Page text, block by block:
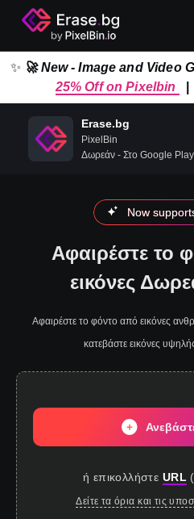
✨ 🚀 New - Image and Video
25% Off on Pixelbin
Erase.bg
PixelBin
Δωρεάν - Στο Google Play
Now
Αφαιρέστε το
εικόνες
Αφαιρέστε το φόντο από εικόνες
κατεβάστε εικόνες
ή επικολλήστε URL (
Δείτε τα όρια και τις